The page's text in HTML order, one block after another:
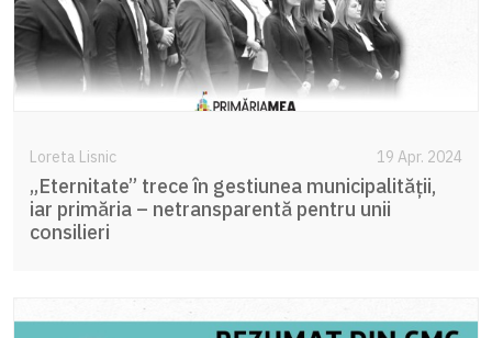
Loreta Lisnic 19 Apr. 2024
„Eternitate” trece în gestiunea municipalității,
iar primăria – netransparentă pentru unii
consilieri